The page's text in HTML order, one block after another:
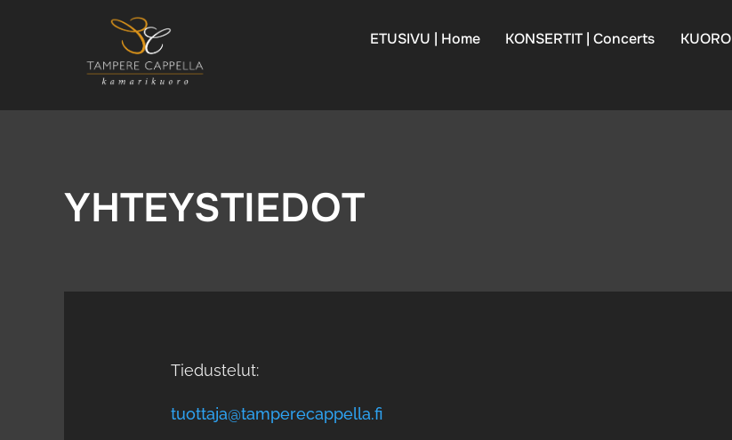
ETUSIVU | Home KONSERTIT | Concerts KUORO
YHTEYSTIEDOT
Tiedustelut:
tuottaja@tamperecappella.fi